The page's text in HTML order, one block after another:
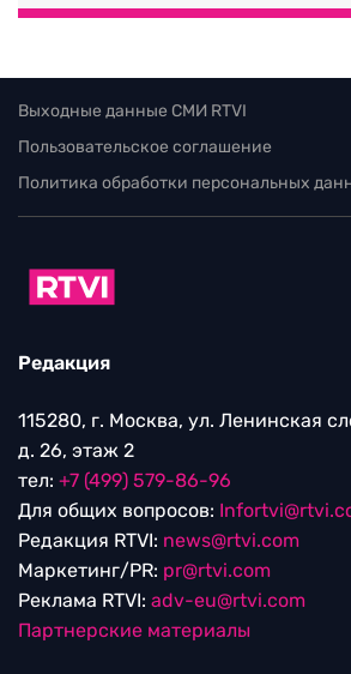
Выходные данные СМИ RTVI
Пользовательское соглашение
Политика обработки персональных
Редакция
115280, г. Москва, ул. Ленинская
д. 26, этаж 2
тел: +7 (499) 579-86-96
Для общих вопросов:
Редакция RTVI: news@rtvi.com
Маркетинг/PR: pr@rtvi.com
Реклама RTVI: adv-eu@rtvi.com
Партнерские материалы